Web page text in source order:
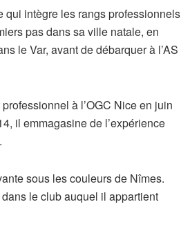
qui intègre les rangs professionnels
pas dans sa ville natale, en
le Var, avant de débarquer à l’AS
à l’OGC Nice en juin
il emmagasine de l’expérience
sous les couleurs de Nîmes.
le club auquel il appartient